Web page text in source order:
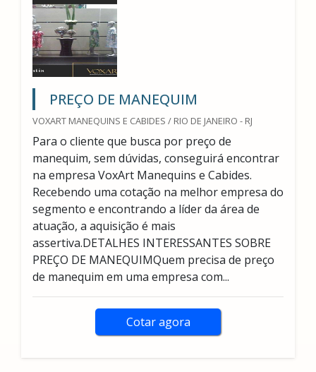
PREÇO DE MANEQUIM
VOXART MANEQUINS E CABIDES / RIO DE JANEIRO - RJ
Para o cliente que busca por preço de
manequim, sem dúvidas, conseguirá encontrar
na empresa VoxArt Manequins e Cabides.
Recebendo uma cotação na melhor empresa do
segmento e encontrando a líder da área de
atuação, a aquisição é mais
assertiva.DETALHES INTERESSANTES SOBRE
PREÇO DE MANEQUIMQuem precisa de preço
de manequim em uma empresa com...
Cotar agora